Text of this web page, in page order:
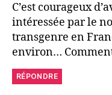
C’est courageux
intéressée par le
transgenre en
environ…
RÉPONDRE